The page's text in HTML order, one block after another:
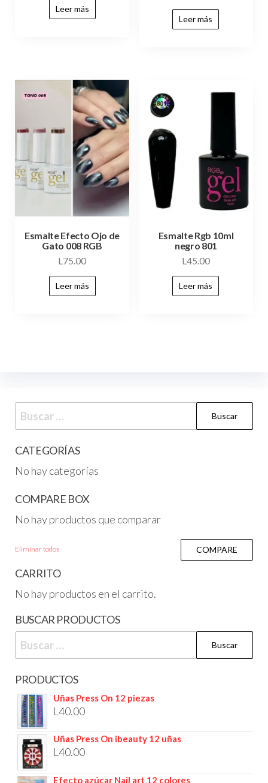
Leer más
Leer más
Esmalte Efecto Ojo de
Gato 008 RGB
L75.00
Leer más
Esmalte Rgb 10ml
negro 801
L45.00
Leer más
CATEGORÍAS
No hay categorías
COMPARE BOX
No hay productos que comparar
Eliminar todos COMPARE
CARRITO
No hay productos en el carrito.
BUSCAR PRODUCTOS
PRODUCTOS
Uñas Press On 12 piezas
L 40.00
Uñas Press On ibeauty 12 uñas
L40.00
Efecto azúcar Nail art 12 colores